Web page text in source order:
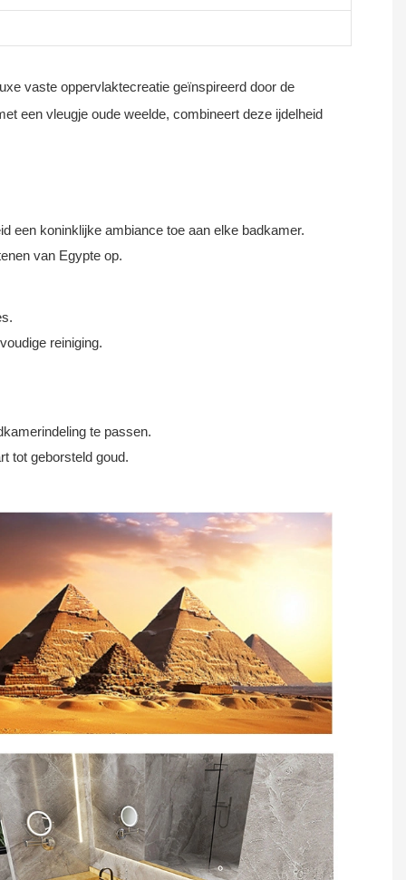
vaste oppervlaktecreatie geïnspireerd door de
een vleugje oude weelde, combineert deze ijdelheid
een koninklijke ambiance toe aan elke badkamer.
van Egypte op.
reiniging.
te passen.
tot geborsteld goud.